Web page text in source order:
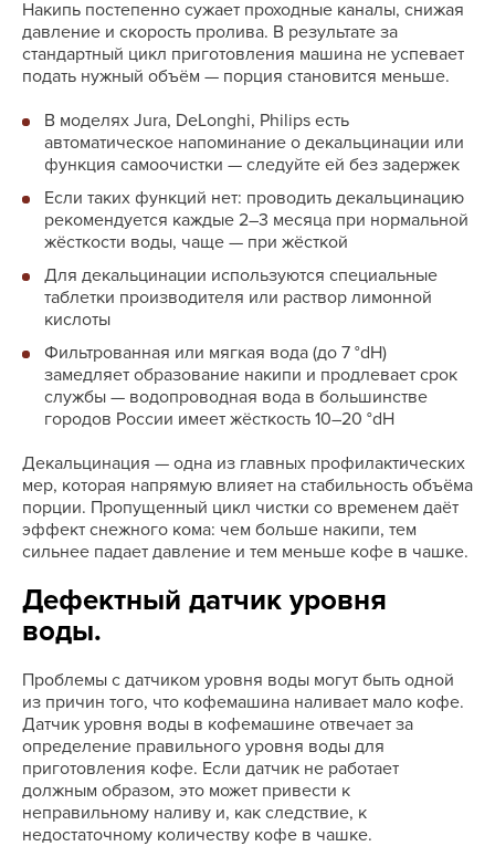
Накипь постепенно сужает проходные каналы, снижая
давление и скорость пролива. В результате за
стандартный цикл приготовления машина не успевает
подать нужный объём — порция становится меньше.
В моделях Jura, DeLonghi, Philips есть
автоматическое напоминание о декальцинации или
функция самоочистки — следуйте ей без задержек
Если таких функций нет: проводить декальцинацию
рекомендуется каждые 2–3 месяца при нормальной
жёсткости воды, чаще — при жёсткой
Для декальцинации используются специальные
таблетки производителя или раствор лимонной
кислоты
Фильтрованная или мягкая вода (до 7 °dH)
замедляет образование накипи и продлевает срок
службы — водопроводная вода в большинстве
городов России имеет жёсткость 10–20 °dH
Декальцинация — одна из главных профилактических
мер, которая напрямую влияет на стабильность объёма
порции. Пропущенный цикл чистки со временем даёт
эффект снежного кома: чем больше накипи, тем
сильнее падает давление и тем меньше кофе в чашке.
Дефектный датчик уровня
воды.
Проблемы с датчиком уровня воды могут быть одной
из причин того, что кофемашина наливает мало кофе.
Датчик уровня воды в кофемашине отвечает за
определение правильного уровня воды для
приготовления кофе. Если датчик не работает
должным образом, это может привести к
неправильному наливу и, как следствие, к
недостаточному количеству кофе в чашке.